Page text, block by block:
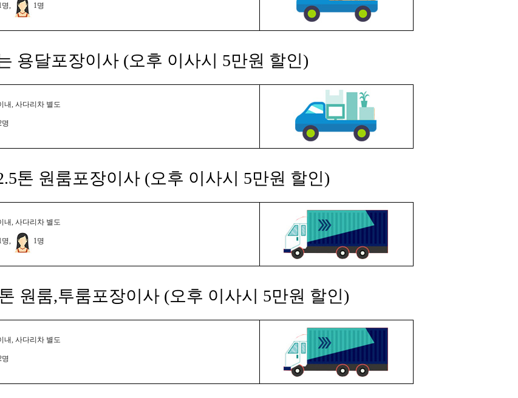
명, 1명
용달포장이사 (오후 이사시 5만원 할인)
내, 사다리차 별도
명
톤 원룸포장이사 (오후 이사시 5만원 할인)
내, 사다리차 별도
명, 1명
원룸,투룸포장이사 (오후 이사시 5만원 할인)
내, 사다리차 별도
명